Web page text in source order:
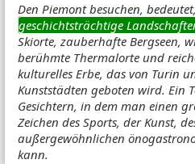
Den Piemont besuchen,
geschichtsträchtige
Skiorte, zauberhafte Bergseen,
berühmte Thermalorte und
kulturelles Erbe, das von Turin
Kunststädten geboten wird. Ein
Gesichtern, in dem man einen
Zeichen des Sports, der Kunst,
außergewöhnlichen
kann.